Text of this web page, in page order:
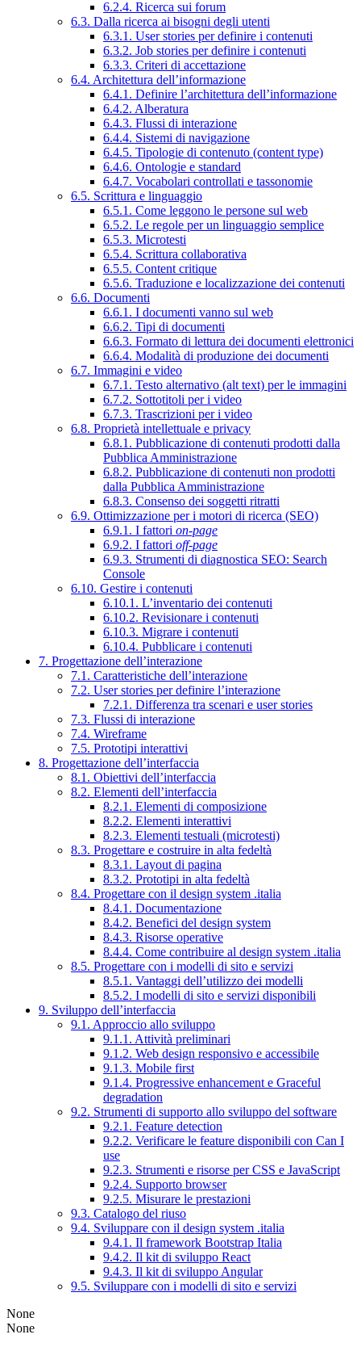
6.2.4. Ricerca sui forum
6.3. Dalla ricerca ai bisogni degli utenti
6.3.1. User stories per definire i contenuti
6.3.2. Job stories per definire i contenuti
6.3.3. Criteri di accettazione
6.4. Architettura dell’informazione
6.4.1. Definire l’architettura dell’informazione
6.4.2. Alberatura
6.4.3. Flussi di interazione
6.4.4. Sistemi di navigazione
6.4.5. Tipologie di contenuto (content type)
6.4.6. Ontologie e standard
6.4.7. Vocabolari controllati e tassonomie
6.5. Scrittura e linguaggio
6.5.1. Come leggono le persone sul web
6.5.2. Le regole per un linguaggio semplice
6.5.3. Microtesti
6.5.4. Scrittura collaborativa
6.5.5. Content critique
6.5.6. Traduzione e localizzazione dei contenuti
6.6. Documenti
6.6.1. I documenti vanno sul web
6.6.2. Tipi di documenti
6.6.3. Formato di lettura dei documenti elettronici
6.6.4. Modalità di produzione dei documenti
6.7. Immagini e video
6.7.1. Testo alternativo (alt text) per le immagini
6.7.2. Sottotitoli per i video
6.7.3. Trascrizioni per i video
6.8. Proprietà intellettuale e privacy
6.8.1. Pubblicazione di contenuti prodotti dalla
Pubblica Amministrazione
6.8.2. Pubblicazione di contenuti non prodotti
dalla Pubblica Amministrazione
6.8.3. Consenso dei soggetti ritratti
6.9. Ottimizzazione per i motori di ricerca (SEO)
6.9.1. I fattori on-page
6.9.2. I fattori off-page
6.9.3. Strumenti di diagnostica SEO: Search
Console
6.10. Gestire i contenuti
6.10.1. L’inventario dei contenuti
6.10.2. Revisionare i contenuti
6.10.3. Migrare i contenuti
6.10.4. Pubblicare i contenuti
7. Progettazione dell’interazione
7.1. Caratteristiche dell’interazione
7.2. User stories per definire l’interazione
7.2.1. Differenza tra scenari e user stories
7.3. Flussi di interazione
7.4. Wireframe
7.5. Prototipi interattivi
8. Progettazione dell’interfaccia
8.1. Obiettivi dell’interfaccia
8.2. Elementi dell’interfaccia
8.2.1. Elementi di composizione
8.2.2. Elementi interattivi
8.2.3. Elementi testuali (microtesti)
8.3. Progettare e costruire in alta fedeltà
8.3.1. Layout di pagina
8.3.2. Prototipi in alta fedeltà
8.4. Progettare con il design system .italia
8.4.1. Documentazione
8.4.2. Benefici del design system
8.4.3. Risorse operative
8.4.4. Come contribuire al design system .italia
8.5. Progettare con i modelli di sito e servizi
8.5.1. Vantaggi dell’utilizzo dei modelli
8.5.2. I modelli di sito e servizi disponibili
9. Sviluppo dell’interfaccia
9.1. Approccio allo sviluppo
9.1.1. Attività preliminari
9.1.2. Web design responsivo e accessibile
9.1.3. Mobile first
9.1.4. Progressive enhancement e Graceful
degradation
9.2. Strumenti di supporto allo sviluppo del software
9.2.1. Feature detection
9.2.2. Verificare le feature disponibili con Can I
use
9.2.3. Strumenti e risorse per CSS e JavaScript
9.2.4. Supporto browser
9.2.5. Misurare le prestazioni
9.3. Catalogo del riuso
9.4. Sviluppare con il design system .italia
9.4.1. Il framework Bootstrap Italia
9.4.2. Il kit di sviluppo React
9.4.3. Il kit di sviluppo Angular
9.5. Sviluppare con i modelli di sito e servizi
None
None